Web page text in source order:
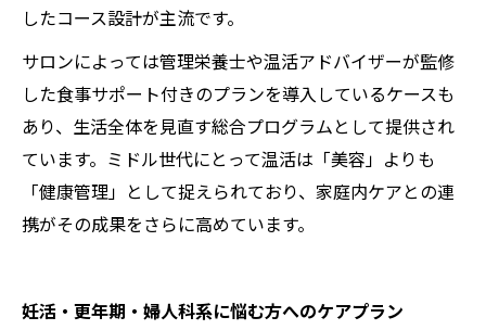
したコース設計が主流です。
サロンによっては管理栄養士や温活アドバイザーが監修
した食事サポート付きのプランを導入しているケースも
あり、生活全体を見直す総合プログラムとして提供され
ています。ミドル世代にとって温活は「美容」よりも
「健康管理」として捉えられており、家庭内ケアとの連
携がその成果をさらに高めています。
妊活・更年期・婦人科系に悩む方へのケアプラン